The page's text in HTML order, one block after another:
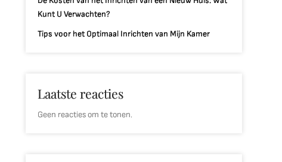
Kunt U Verwachten?
Tips voor het Optimaal Inrichten van Mijn Kamer
Laatste reacties
Geen reacties om te tonen.